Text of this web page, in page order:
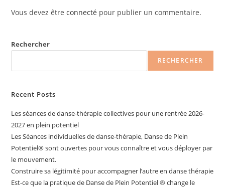
Vous devez êtreconnecté pour publier un commentaire.
Rechercher
RECHERCHER
Recent Posts
Les séances de danse-thérapie collectives pour une rentrée 2026-
2027 en plein potentiel
Les Séances individuelles de danse-thérapie, Danse de Plein
Potentiel®️ sont ouvertes pour vous connaître et vous déployer par
le mouvement.
Construire sa légitimité pour accompagner l’autre en danse thérapie
Est-ce que la pratique de Danse de Plein Potentiel ® change le